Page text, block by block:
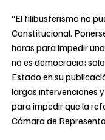
“El filibusterismo no
Constitucional.
horas para impedir
no es democracia;
Estado en su
largas intervenciones
para impedir que la
Cámara de